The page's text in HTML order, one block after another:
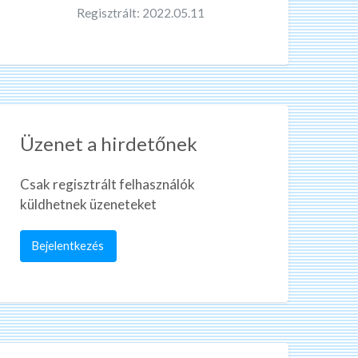
Regisztrált: 2022.05.11
Üzenet a hirdetőnek
Csak regisztrált felhasználók
küldhetnek üzeneteket
Bejelentkezés